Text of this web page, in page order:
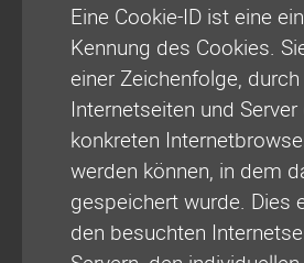
Eine Cookie-ID ist eine
Kennung des Cookies.
einer Zeichenfolge,
Internetseiten und
konkreten
werden können, in dem
gespeichert wurde. Dies
den besuchten